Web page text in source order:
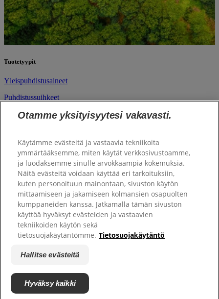
Tuotetyypit
​Yleispuhdistusaineet
Puhdistussuihkeet
Puhdistusliinat
Käyttötarkoitukset
Keittiö
WC ja pesuhuone
​Ikkunat ja peilit
Lattiat ja laajat alueet
Universal
Yksityisyydensuoja Ota yhteyttä
Otamme yksityisyytesi vakavasti.
Käytämme evästeitä ja vastaavia tekniikoita
ymmärtääksemme, miten käytät verkkosivustoamme,
ja luodaksemme sinulle arvokkaampia kokemuksia.
Näitä evästeitä voidaan käyttää eri tarkoituksiin,
kuten personoituun mainontaan, sivuston käytön
mittaamiseen ja jakamiseen kolmansien osapuolten
kumppaneiden kanssa. Jatkamalla tämän sivuston
käyttöä hyväksyt evästeiden ja vastaavien
tekniikoiden käytön sekä
tietosuojakäytäntömme. Tietosuojakäytäntö
Hallitse evästeitä
Hyväksy kaikki